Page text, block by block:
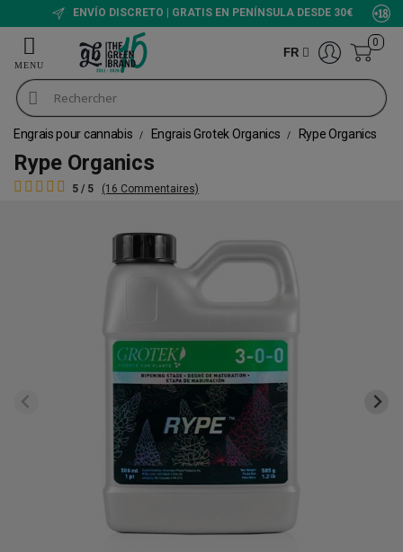
ENVÍO DISCRETO | GRATIS EN PENÍNSULA DESDE 30€
FR
0
Engrais pour cannabis Engrais Grotek Organics Rype Organics
Rype Organics
5 / 5 (16 Commentaires)